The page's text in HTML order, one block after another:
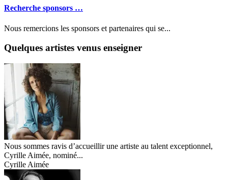
Recherche sponsors …
Nous remercions les sponsors et partenaires qui se...
Quelques artistes venus enseigner
Nous sommes ravis d’accueillir une artiste au talent exceptionnel,
Cyrille Aimée, nominé...
Cyrille Aimée